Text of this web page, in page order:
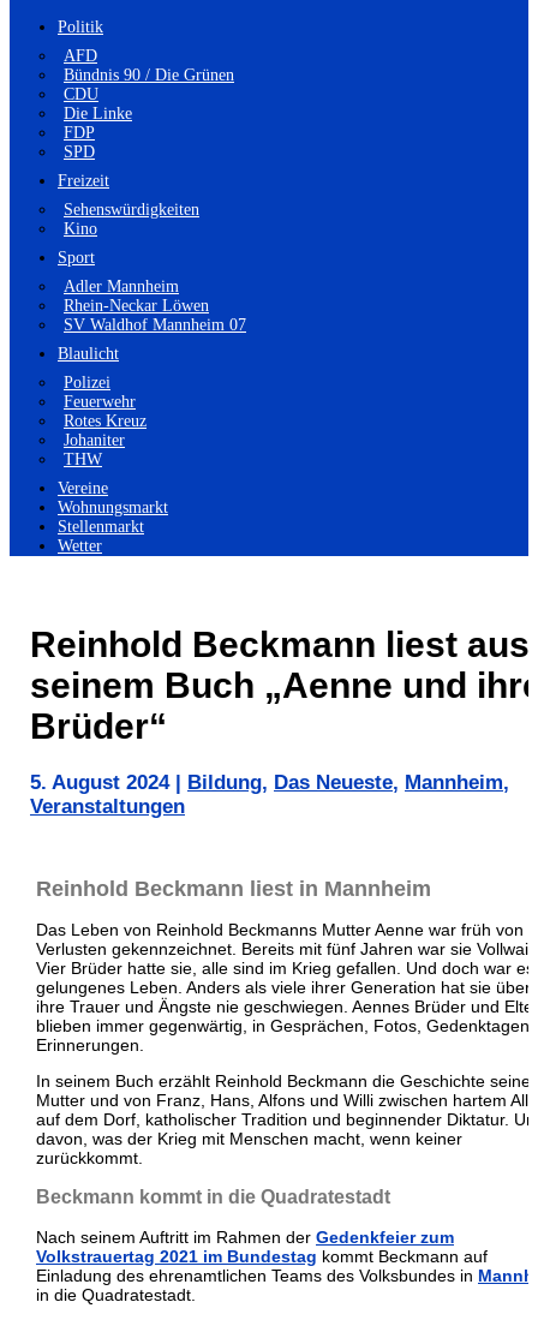
Politik
AFD
Bündnis 90 / Die Grünen
CDU
Die Linke
FDP
SPD
Freizeit
Sehenswürdigkeiten
Kino
Sport
Adler Mannheim
Rhein-Neckar Löwen
SV Waldhof Mannheim 07
Blaulicht
Polizei
Feuerwehr
Rotes Kreuz
Johaniter
THW
Vereine
Wohnungsmarkt
Stellenmarkt
Wetter
Reinhold Beckmann liest aus
seinem Buch „Aenne und
Brüder“
5. August 2024| Bildung, Das Neueste, Mannheim,
Veranstaltungen
Reinhold Beckmann liest in Mannheim
Das Leben von Reinhold Beckmanns Mutter Aenne war früh von
Verlusten gekennzeichnet. Bereits mit fünf Jahren war sie
Vier Brüder hatte sie, alle sind im Krieg gefallen. Und doch war es
gelungenes Leben. Anders als viele ihrer Generation hat sie über
ihre Trauer und Ängste nie geschwiegen. Aennes Brüder und
blieben immer gegenwärtig, in Gesprächen, Fotos, Gedenktagen
Erinnerungen.
In seinem Buch erzählt Reinhold Beckmann die Geschichte seiner
Mutter und von Franz, Hans, Alfons und Willi zwischen hartem
auf dem Dorf, katholischer Tradition und beginnender Diktatur.
davon, was der Krieg mit Menschen macht, wenn keiner
zurückkommt.
Beckmann kommt in die Quadratestadt
Nach seinem Auftritt im Rahmen der Gedenkfeier zum
Volkstrauertag 2021 im Bundestag kommt Beckmann auf
Einladung des ehrenamtlichen Teams des Volksbundes in
in die Quadratestadt.